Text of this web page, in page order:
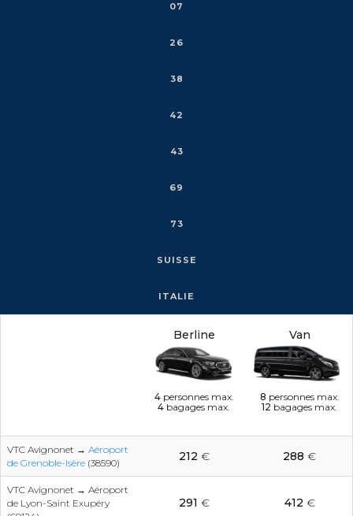
07
26
38
42
43
69
73
SUISSE
ITALIE
Berline
4personnes max.
4 bagages max.
Van
8 personnes max.
12 bagages max.
VTC Avignonet → Aéroport
de Grenoble-Isère (38590) 212 € 288 €
VTC Avignonet → Aéroport
de Lyon-Saint Exupéry
291 € 412 €